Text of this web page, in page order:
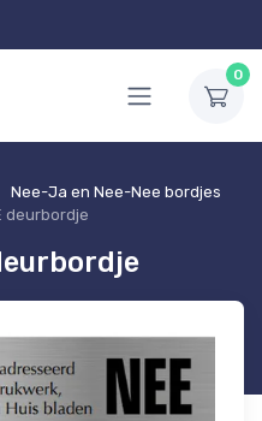
0
Nee-Ja en Nee-Nee bordjes
deurbordje